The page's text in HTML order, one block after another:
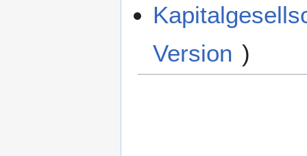
Version )